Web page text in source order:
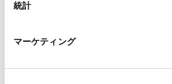
統計
マーケティング
カタログ
（日本語）